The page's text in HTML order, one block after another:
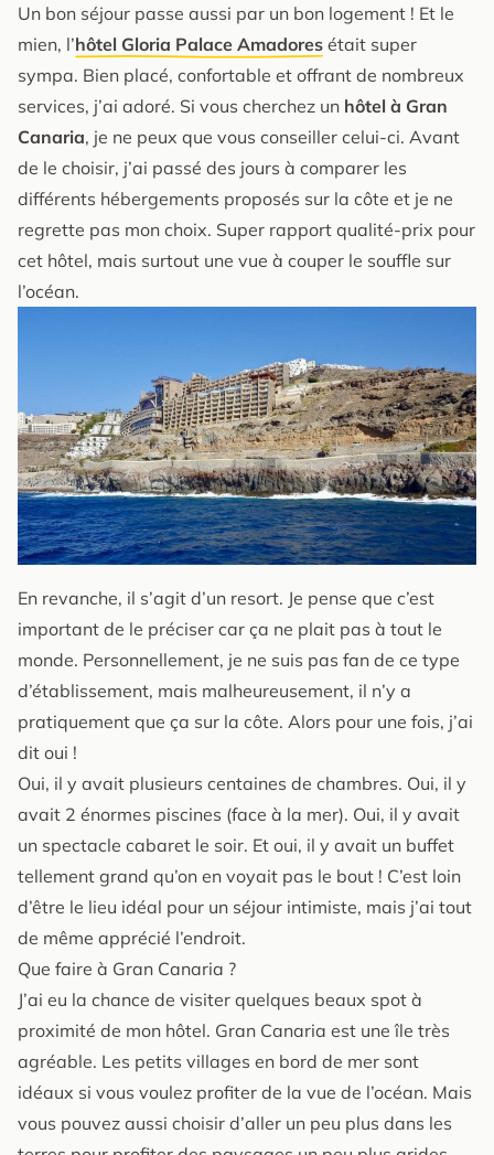
Un bon séjour passe aussi par un bon logement ! Et le
mien, l’hôtel Gloria Palace Amadores était super
sympa. Bien placé, confortable et offrant de nombreux
services, j’ai adoré. Si vous cherchez un hôtel à Gran
Canaria, je ne peux que vous conseiller celui-ci. Avant
de le choisir, j’ai passé des jours à comparer les
différents hébergements proposés sur la côte et je ne
regrette pas mon choix. Super rapport qualité-prix pour
cet hôtel, mais surtout une vue à couper le souffle sur
l’océan.
En revanche, il s’agit d’un resort. Je pense que c’est
important de le préciser car ça ne plait pas à tout le
monde. Personnellement, je ne suis pas fan de ce type
d’établissement, mais malheureusement, il n’y a
pratiquement que ça sur la côte. Alors pour une fois, j’ai
dit oui !
Oui, il y avait plusieurs centaines de chambres. Oui, il y
avait 2 énormes piscines (face à la mer). Oui, il y avait
un spectacle cabaret le soir. Et oui, il y avait un buffet
tellement grand qu’on en voyait pas le bout ! C’est loin
d’être le lieu idéal pour un séjour intimiste, mais j’ai tout
de même apprécié l’endroit.
Que faire à Gran Canaria ?
J’ai eu la chance de visiter quelques beaux spot à
proximité de mon hôtel. Gran Canaria est une île très
agréable. Les petits villages en bord de mer sont
idéaux si vous voulez profiter de la vue de l’océan. Mais
vous pouvez aussi choisir d’aller un peu plus dans les